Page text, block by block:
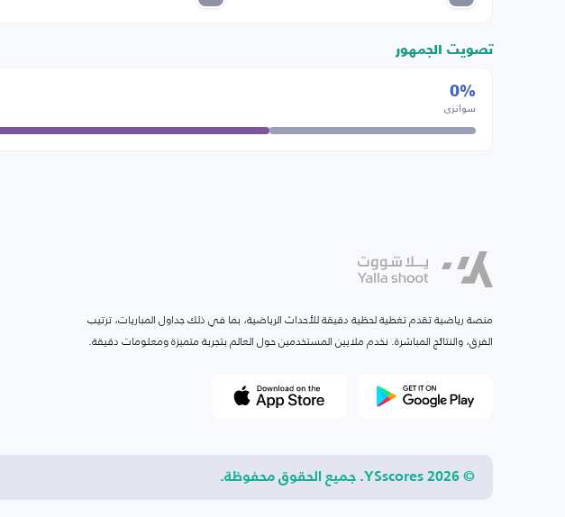
تصويت الجمهور
0%
سوانزي
منصة رياضية تقدم تغطية لحظية دقيقة للأحداث الرياضية، بما في ذلك جداول المباريات، ترتيب
الفرق، والنتائج المباشرة. نخدم ملايين المستخدمين حول العالم بتجربة متميزة ومعلومات دقيقة.
© 2026 YSscores. جميع الحقوق محفوظة.